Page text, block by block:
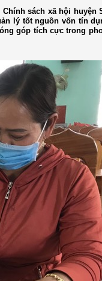
sách xã hội huyện
lý tốt nguồn vốn tín
góp tích cực trong